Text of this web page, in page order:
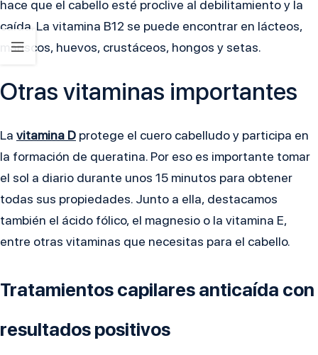
hace que el cabello esté proclive al debilitamiento y la
caída. La vitamina B12 se puede encontrar en lácteos,
mariscos, huevos, crustáceos, hongos y setas.
Otras vitaminas importantes
La vitamina D protege el cuero cabelludo y participa en
la formación de queratina. Por eso es importante tomar
el sol a diario durante unos 15 minutos para obtener
todas sus propiedades. Junto a ella, destacamos
también el ácido fólico, el magnesio o la vitamina E,
entre otras vitaminas que necesitas para el cabello.
Tratamientos capilares anticaída con
resultados positivos